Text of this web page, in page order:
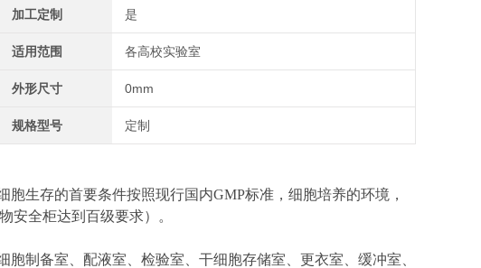
加工定制 是
适用范围 各高校实验室
外形尺寸 0mm
规格型号 定制
存的首要条件按照现行国内GMP标准，细胞培养的环境，
安全柜达到百级要求）。
备室、配液室、检验室、干细胞存储室、更衣室、缓冲室、